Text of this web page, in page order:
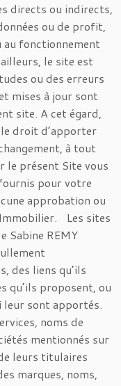
directs ou indirects,
ou de profit,
au fonctionnement
le site est
ou des erreurs
mises à jour sont
site. A cet égard,
droit d’apporter
à tout
présent Site vous
pour votre
approbation ou
Les sites
Sabine REMY
des liens qu’ils
qu’ils proposent, ou
leur sont apportés.
noms de
mentionnés sur
leurs titulaires
marques, noms,